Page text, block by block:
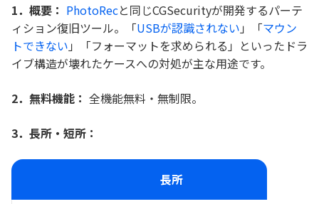
1．概要： PhotoRecと同じCGSecurityが開発するパーテ
ィション復旧ツール。「USBが認識されない 」「マウン
トできない 」「フォーマットを求められる」といったドラ
イブ構造が壊れたケースへの対処が主な用途です。
2．無料機能： 全機能無料・無制限。
3．長所・短所：
長所